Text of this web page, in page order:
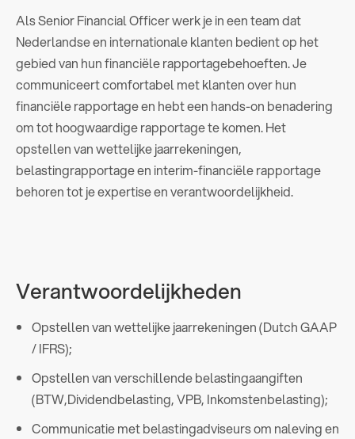
Als Senior Financial Officer werk je in een team dat
Nederlandse en internationale klanten bedient op het
gebied van hun financiële rapportagebehoeften. Je
communiceert comfortabel met klanten over hun
financiële rapportage en hebt een hands-on benadering
om tot hoogwaardige rapportage te komen. Het
opstellen van wettelijke jaarrekeningen,
belastingrapportage en interim-financiële rapportage
behoren tot je expertise en verantwoordelijkheid.
Verantwoordelijkheden
Opstellen van wettelijke jaarrekeningen (Dutch GAAP
/ IFRS);
Opstellen van verschillende belastingaangiften
(BTW,Dividendbelasting, VPB, Inkomstenbelasting);
Communicatie met belastingadviseurs om naleving en